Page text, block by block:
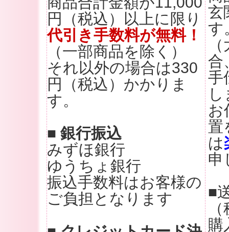
円（税込）以上に限り
代引き手数料が無料！
（一部商品を除く）
それ以外の場合は330
円（税込）かかりま
す。
■ 銀行振込
みずほ銀行
ゆうちょ銀行
振込手数料はお客様の
ご負担となります
玄
す
合
手
お
置
は
申
■
購